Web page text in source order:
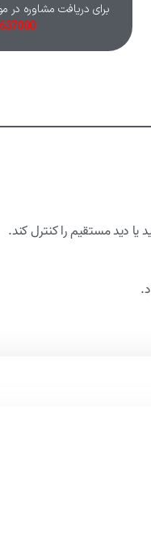
برای دریافت مشاوره در
دید مستقیم را کنترل کند.